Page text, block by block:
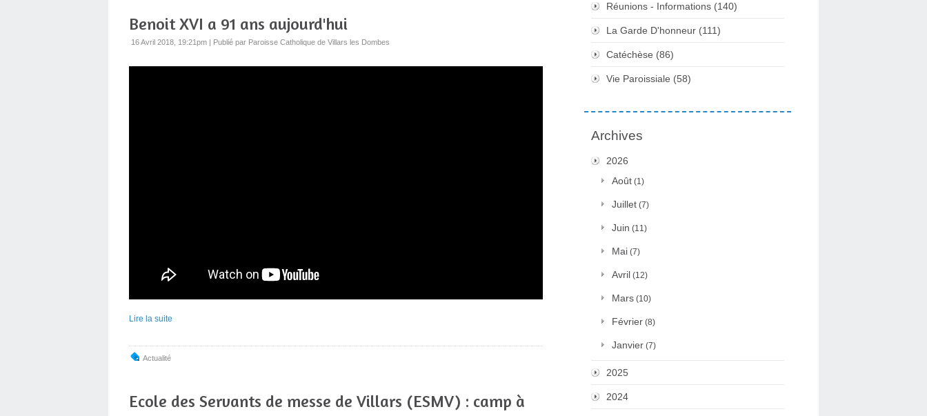
Benoit XVI a 91 ans aujourd'hui
16 Avril 2018, 19:21pm | Publié par Paroisse Catholique de Villars les Dombes
Lire la suite
Actualité
Ecole des Servants de messe de Villars (ESMV) : camp à
Réunions - Informations (140)
La Garde D'honneur (111)
Catéchèse (86)
Vie Paroissiale (58)
Archives
2026
Août (1)
Juillet (7)
Juin (11)
Mai (7)
Avril (12)
Mars (10)
Février (8)
Janvier (7)
2025
2024